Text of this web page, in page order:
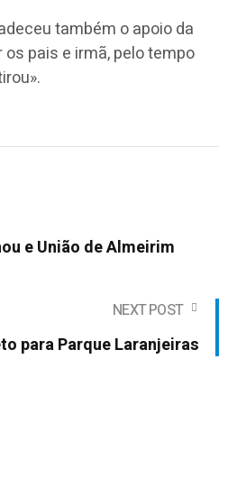
também o apoio da
pais e irmã, pelo tempo
e União de Almeirim
NEXT POST
para Parque Laranjeiras